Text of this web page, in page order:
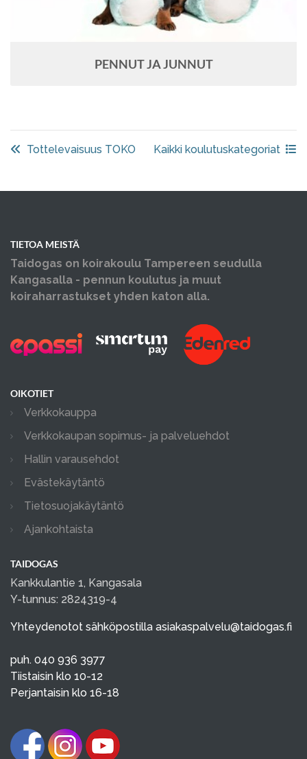
PENNUT JA JUNNUT
Tottelevaisuus TOKO Kaikki koulutuskategoriat
TIETOA MEISTÄ
Taidogas on koirakoulu Tampereen seudulla
Kangasalla - pennun koulutus ja muut
koiraharrastukset yhden katon alla.
OIKOTIET
Verkkokauppa
Verkkokaupan sopimus- ja palveluehdot
Hallin varausehdot
Evästekäytäntö
Tietosuojakäytäntö
Ajankohtaista
TAIDOGAS
Kankkulantie 1, Kangasala
Y-tunnus: 2824319-4
Yhteydenotot sähköpostilla asiakaspalvelu@taidogas.fi
puh. 040 936 3977
Tiistaisin klo 10-12
Perjantaisin klo 16-18